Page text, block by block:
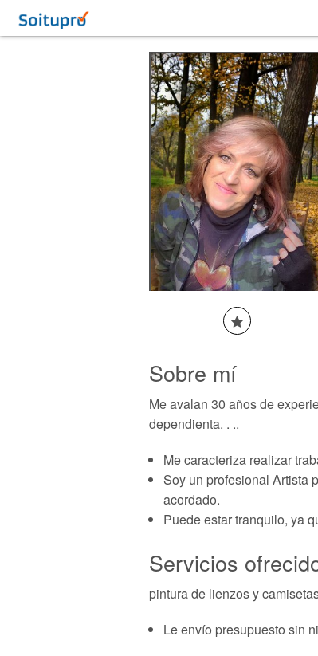
Sobre mí
Me avalan 30 años de
dependienta. . ..
Me caracteriza realizar
Soy un profesional Artista
acordado.
Puede estar tranquilo, ya
Servicios
pintura de lienzos y
Le envío presupuesto sin